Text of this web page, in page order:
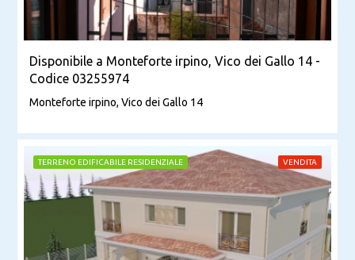
Disponibile a Monteforte irpino, Vico dei Gallo 14 -
Codice 03255974
Monteforte irpino, Vico dei Gallo 14
TERRENO EDIFICABILE RESIDENZIALE VENDITA